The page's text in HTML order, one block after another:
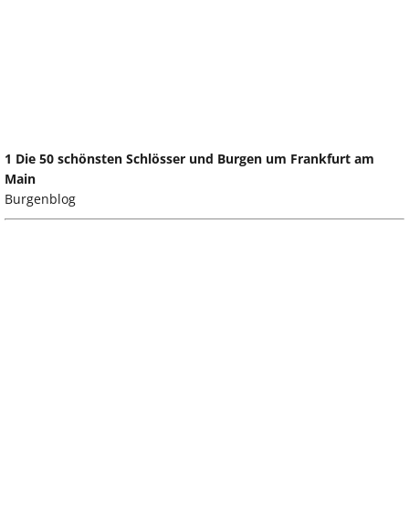
1 Die 50 schönsten Schlösser und Burgen um Frankfurt am
Main
Burgenblog